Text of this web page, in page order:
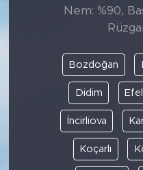
Nem: %90,
Bozdoğan
Didim
İncirliova
Koçarlı
Ulusal Son